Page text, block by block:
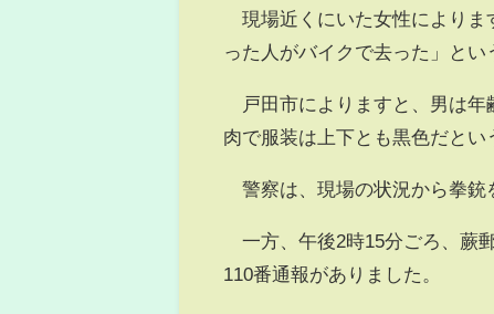
現場近くにいた女性によりま
った人がバイクで去った」とい
戸田市によりますと、男は年
肉で服装は上下とも黒色だとい
警察は、現場の状況から拳銃
一方、午後2時15分ごろ、蕨
110番通報がありました。